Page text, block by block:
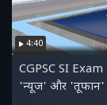
4:40
CGPSC SI
'न्यूज' और 'तूफान'